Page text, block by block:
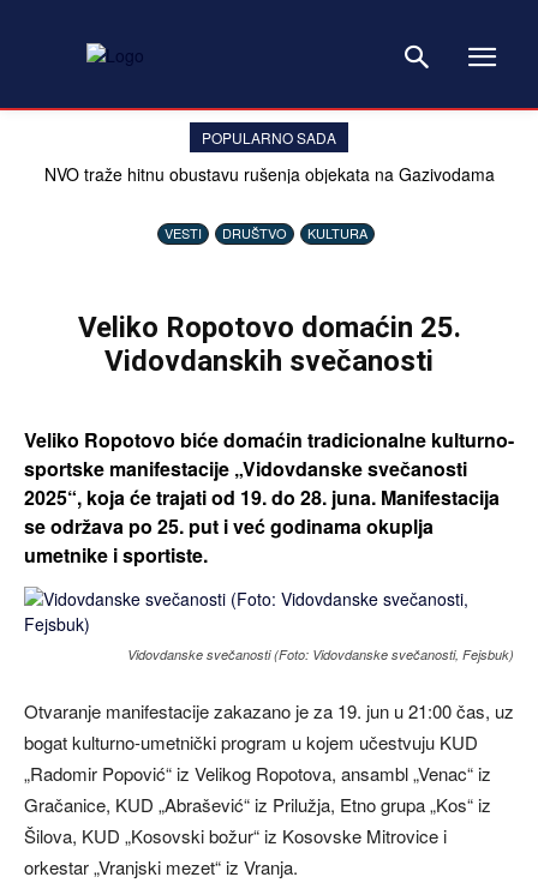
POPULARNO SADA
NVO traže hitnu obustavu rušenja objekata na Gazivodama
VESTI DRUŠTVO KULTURA
Veliko Ropotovo domaćin 25.
Vidovdanskih svečanosti
Veliko Ropotovo biće domaćin tradicionalne kulturno-
sportske manifestacije „Vidovdanske svečanosti
2025“, koja će trajati od 19. do 28. juna. Manifestacija
se održava po 25. put i već godinama okuplja
umetnike i sportiste.
Vidovdanske svečanosti (Foto: Vidovdanske svečanosti, Fejsbuk)
Otvaranje manifestacije zakazano je za 19. jun u 21:00 čas, uz
bogat kulturno-umetnički program u kojem učestvuju KUD
„Radomir Popović“ iz Velikog Ropotova, ansambl „Venac“ iz
Gračanice, KUD „Abrašević“ iz Prilužja, Etno grupa „Kos“ iz
Šilova, KUD „Kosovski božur“ iz Kosovske Mitrovice i
orkestar „Vranjski mezet“ iz Vranja.